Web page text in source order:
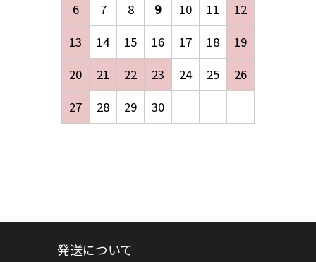
6 7 8 9 10 11
12
13
14 15 16 17 18
19
20
21 22 23 24 25
26
27
28 29 30
発送について